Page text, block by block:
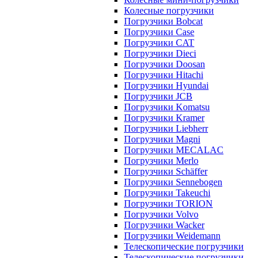
Колесные погрузчики
Погрузчики Bobcat
Погрузчики Case
Погрузчики CAT
Погрузчики Dieci
Погрузчики Doosan
Погрузчики Hitachi
Погрузчики Hyundai
Погрузчики JCB
Погрузчики Komatsu
Погрузчики Kramer
Погрузчики Liebherr
Погрузчики Magni
Погрузчики MECALAC
Погрузчики Merlo
Погрузчики Schäffer
Погрузчики Sennebogen
Погрузчики Takeuchi
Погрузчики TORION
Погрузчики Volvo
Погрузчики Wacker
Погрузчики Weidemann
Телескопические погрузчики